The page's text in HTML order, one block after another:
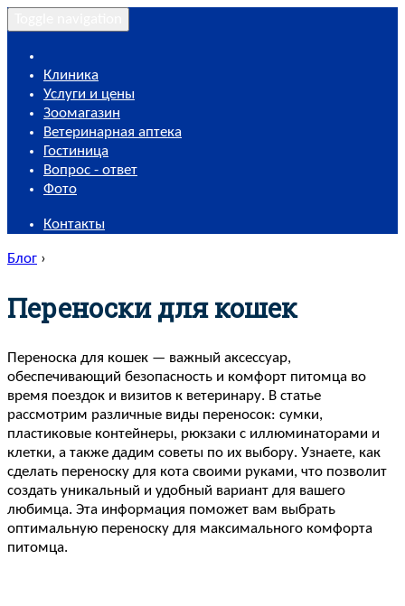
Клиника
Услуги и цены
Зоомагазин
Ветеринарная аптека
Гостиница
Вопрос - ответ
Фото
Контакты
Блог ›
Переноски для кошек
Переноска для кошек — важный аксессуар,
обеспечивающий безопасность и комфорт питомца во
время поездок и визитов к ветеринару. В статье
рассмотрим различные виды переносок: сумки,
пластиковые контейнеры, рюкзаки с иллюминаторами и
клетки, а также дадим советы по их выбору. Узнаете, как
сделать переноску для кота своими руками, что позволит
создать уникальный и удобный вариант для вашего
любимца. Эта информация поможет вам выбрать
оптимальную переноску для максимального комфорта
питомца.